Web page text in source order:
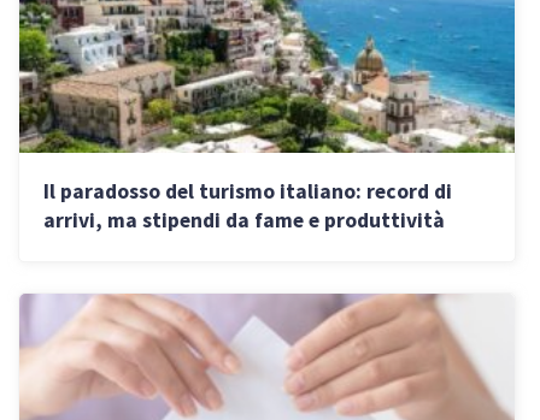
Il paradosso del turismo italiano: record di
arrivi, ma stipendi da fame e produttività